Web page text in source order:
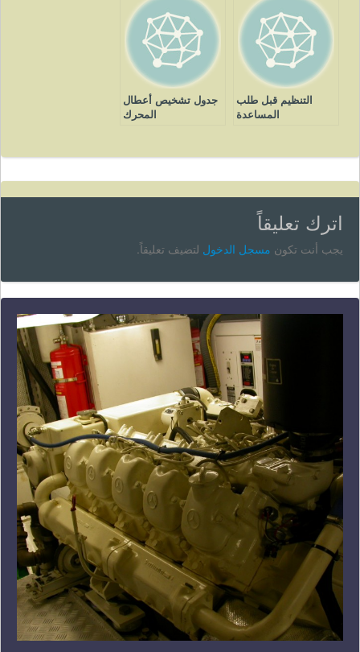
التنظيم قبل طلب
المساعدة
جدول تشخيص أعطال
المحرك
اترك تعليقاً
يجب أنت تكون مسجل الدخول لتضيف تعليقاً.